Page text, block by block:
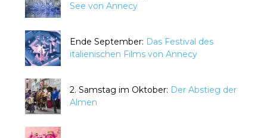
See von Annecy
Ende September: Das Festival des
italienischen Films von Annecy
2. Samstag im Oktober: Der Abstieg der
Almen